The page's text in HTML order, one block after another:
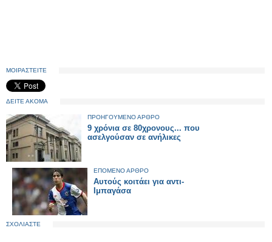
ΜΟΙΡΑΣΤΕΙΤΕ
ΔΕΙΤΕ ΑΚΟΜΑ
ΠΡΟΗΓΟΥΜΕΝΟ ΑΡΘΡΟ
9 χρόνια σε 80χρονους... που
ασελγούσαν σε ανήλικες
ΕΠΟΜΕΝΟ ΑΡΘΡΟ
Αυτούς κοιτάει για αντι-
Ιμπαγάσα
ΣΧΟΛΙΑΣΤΕ